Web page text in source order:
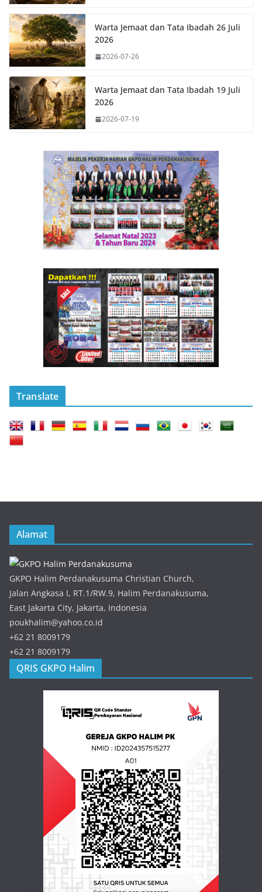
Warta Jemaat dan Tata Ibadah 26 Juli
2026
2026-07-26
Warta Jemaat dan Tata Ibadah 19 Juli
2026
2026-07-19
Translate
Alamat
GKPO Halim Perdanakusuma Christian Church,
Jalan Angkasa I, RT.1/RW.9, Halim Perdanakusuma,
East Jakarta City, Jakarta, Indonesia
poukhalim@yahoo.co.id
+62 21 8009179
+62 21 8009179
QRIS GKPO Halim